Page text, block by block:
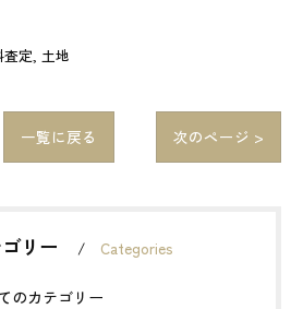
査定 土地
一覧に戻る 次のページ >
リー Categories
のカテゴリー